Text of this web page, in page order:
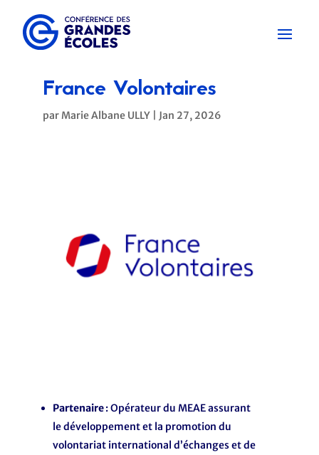
France Volontaires
parMarie Albane ULLY| Jan 27, 2026
Partenaire: Opérateur du MEAE assurant
le développement et la promotion du
volontariat international d’échanges et de